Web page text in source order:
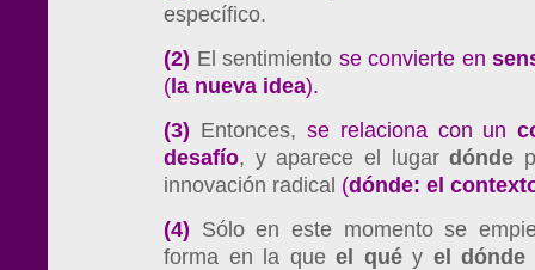
específico.
(2) El sentimiento se convierte en
( la nueva idea).
(3) Entonces, se relaciona con un
desafío, y aparece el lugardónde
innovación radical (dónde: el
(4) Sólo en este momento se
forma en la que el quéy el
dónde